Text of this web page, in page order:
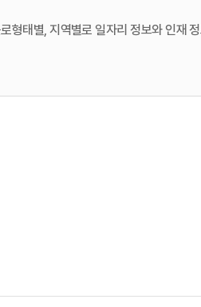
형태별, 지역별로 일자리 정보와 인재